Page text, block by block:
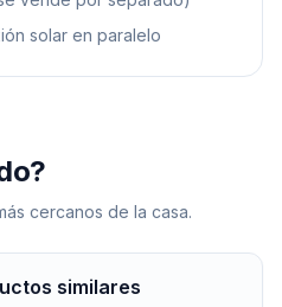
solar en paralelo
cercanos de la casa.
similares